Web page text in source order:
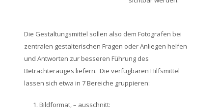
Die Gestaltungsmittel sollen also dem Fotografen bei
zentralen gestalterischen Fragen oder Anliegen helfen
und Antworten zur besseren Führung des
Betrachterauges liefern. Die verfügbaren Hilfsmittel
lassen sich etwa in 7 Bereiche gruppieren:
1. Bildformat, – ausschnitt: